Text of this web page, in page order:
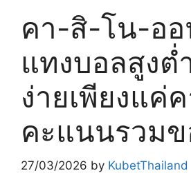
คา-สิ-โน-ออ
แทงบอลสูงต่
ง่ายเพียงแค่
คะแนนรวมข
27/03/2026 by KubetThailand